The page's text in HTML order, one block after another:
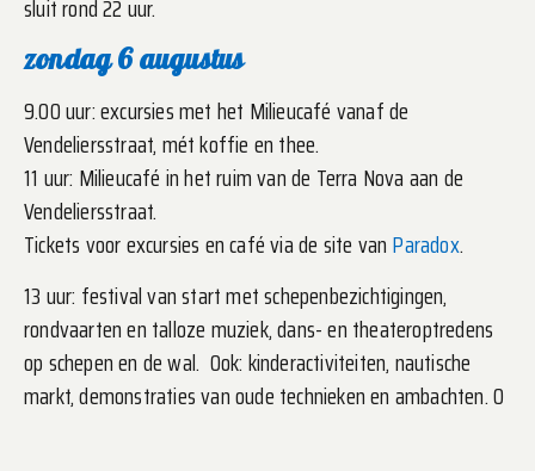
sluit rond 22 uur.
zondag 6 augustus
9.00 uur: excursies met het Milieucafé vanaf de
Vendeliersstraat, mét koffie en thee.
11 uur: Milieucafé in het ruim van de Terra Nova aan de
Vendeliersstraat.
Tickets voor excursies en café via de site van Paradox.
13 uur: festival van start met schepenbezichtigingen,
rondvaarten en talloze muziek, dans- en theateroptredens
op schepen en de wal. Ook: kinderactiviteiten, nautische
markt, demonstraties van oude technieken en ambachten. 0